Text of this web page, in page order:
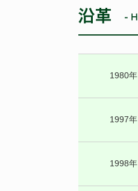
1980年
1997年
1998年